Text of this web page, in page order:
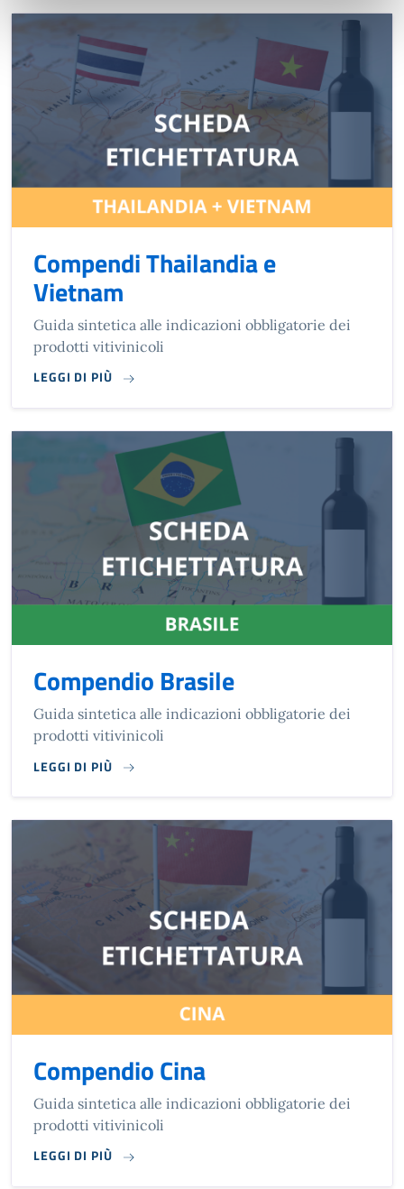
Compendi Thailandia e
Vietnam
Guida sintetica alle indicazioni obbligatorie dei
prodotti vitivinicoli
LEGGI DI PIÙ
Compendio Brasile
Guida sintetica alle indicazioni obbligatorie dei
prodotti vitivinicoli
LEGGI DI PIÙ
Compendio Cina
Guida sintetica alle indicazioni obbligatorie dei
prodotti vitivinicoli
LEGGI DI PIÙ